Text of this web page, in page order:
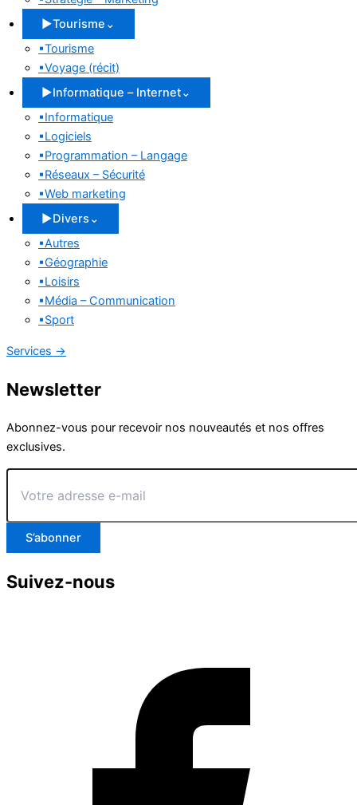
▶Tourisme ⌄
▪Tourisme
▪Voyage (récit)
▶Informatique – Internet⌄
▪Informatique
▪Logiciels
▪Programmation – Langage
▪Réseaux – Sécurité
▪Web marketing
▶Divers ⌄
▪Autres
▪Géographie
▪Loisirs
▪Média – Communication
▪Sport
Services →
Newsletter
Abonnez-vous pour recevoir nos nouveautés et nos offres
exclusives.
Votre
adresse
mail
S’abonner
Suivez-nous